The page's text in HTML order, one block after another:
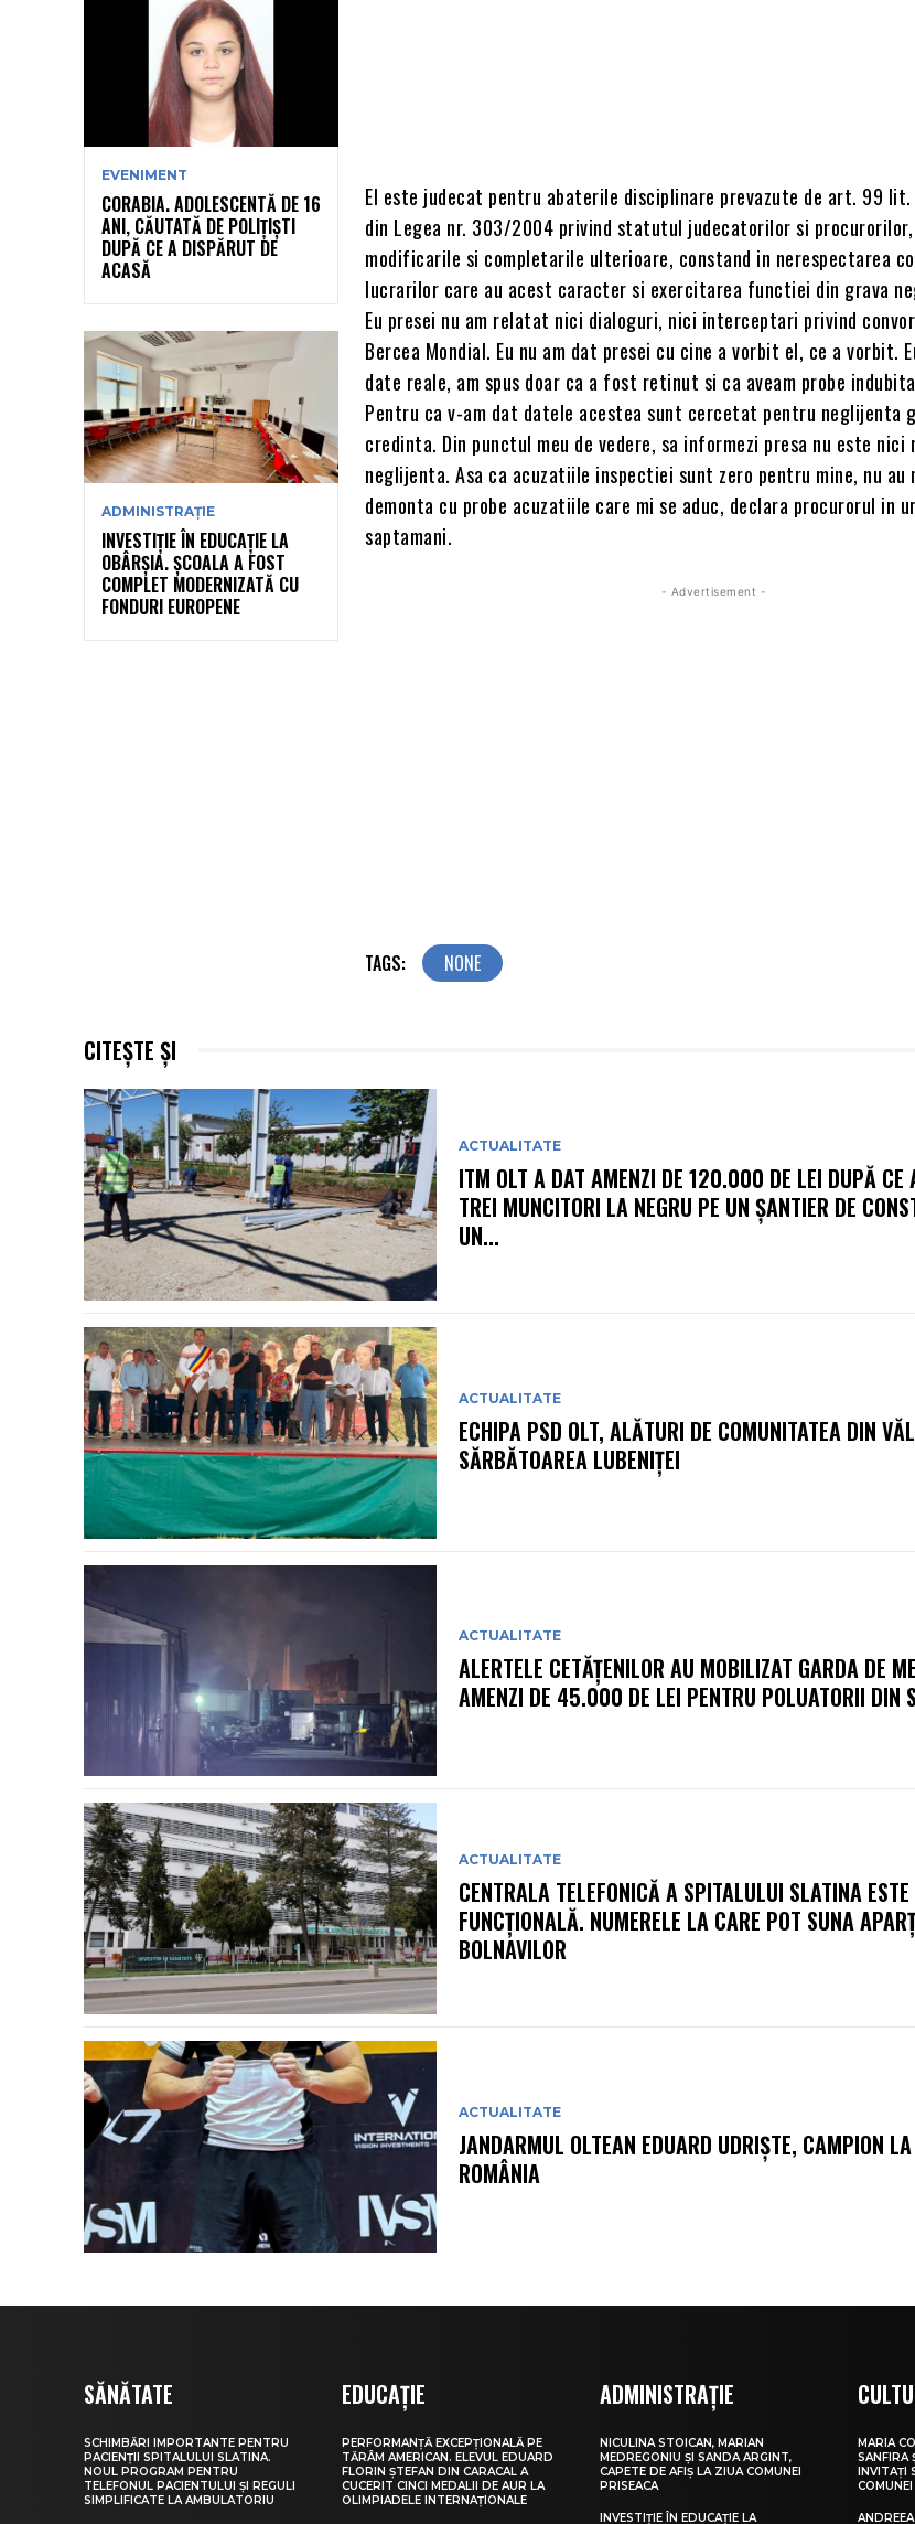
EVENIMENT
CORABIA. ADOLESCENTĂ DE 16
ANI, CĂUTATĂ DE POLIȚIȘTI
DUPĂ CE A DISPĂRUT DE
ACASĂ
ADMINISTRAȚIE
INVESTIȚIE ÎN EDUCAȚIE LA
OBÂRȘIA. ȘCOALA A FOST
COMPLET MODERNIZATĂ CU
FONDURI EUROPENE
El este judecat pentru abaterile disciplinare prevazute de art. 99
din Legea nr. 303/2004 privind statutul judecatorilor si
modificarile si completarile ulterioare, constand in nerespectarea
lucrarilor care au acest caracter si exercitarea functiei din grava
Eu presei nu am relatat nici dialoguri, nici interceptari privind
Bercea Mondial. Eu nu am dat presei cu cine a vorbit el, ce a vorbit.
date reale, am spus doar ca a fost retinut si ca aveam probe
Pentru ca v-am dat datele acestea sunt cercetat pentru neglijenta
credinta. Din punctul meu de vedere, sa informezi presa nu este
neglijenta. Asa ca acuzatiile inspectiei sunt zero pentru mine, nu au
demonta cu probe acuzatiile care mi se aduc, declara procurorul in
saptamani.
- Advertisement -
TAGS: NONE
CITEȘTE ȘI
ACTUALITATE
ITM OLT A DAT AMENZI DE 120.000 DE LEI DUPĂ CE
TREI MUNCITORI LA NEGRU PE UN ȘANTIER DE
UN...
ACTUALITATE
ECHIPA PSD OLT, ALĂTURI DE COMUNITATEA DIN
SĂRBĂTOAREA LUBENIȚEI
ACTUALITATE
ALERTELE CETĂȚENILOR AU MOBILIZAT GARDA DE
AMENZI DE 45.000 DE LEI PENTRU POLUATORII DIN
ACTUALITATE
CENTRALA TELEFONICĂ A SPITALULUI SLATINA
FUNCȚIONALĂ. NUMERELE LA CARE POT SUNA
BOLNAVILOR
ACTUALITATE
JANDARMUL OLTEAN EDUARD UDRIȘTE, CAMPION
ROMÂNIA
SĂNĂTATE
SCHIMBĂRI IMPORTANTE PENTRU
PACIENȚII SPITALULUI SLATINA.
NOUL PROGRAM PENTRU
TELEFONUL PACIENTULUI ȘI REGULI
SIMPLIFICATE LA AMBULATORIU
EDUCAȚIE
PERFORMANȚĂ EXCEPȚIONALĂ PE
TĂRÂM AMERICAN. ELEVUL EDUARD
FLORIN ȘTEFAN DIN CARACAL A
CUCERIT CINCI MEDALII DE AUR LA
OLIMPIADELE INTERNAȚIONALE
ADMINISTRAȚIE
NICULINA STOICAN, MARIAN
MEDREGONIU ȘI SANDA ARGINT,
CAPETE DE AFIȘ LA ZIUA COMUNEI
PRISEACA
INVESTIȚIE ÎN EDUCAȚIE LA
MARIA
SANFIRA
INVITAȚI